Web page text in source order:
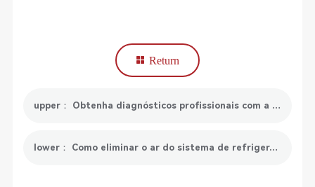
Return
upper： Obtenha diagnósticos profissionais com a ferramenta de digitalização automóvel avançada
lower： Como eliminar o ar do sistema de refrigeração?